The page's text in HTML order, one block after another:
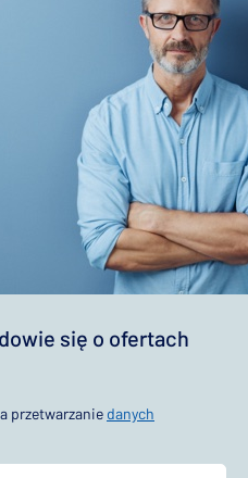
się o ofertach
przetwarzanie danych